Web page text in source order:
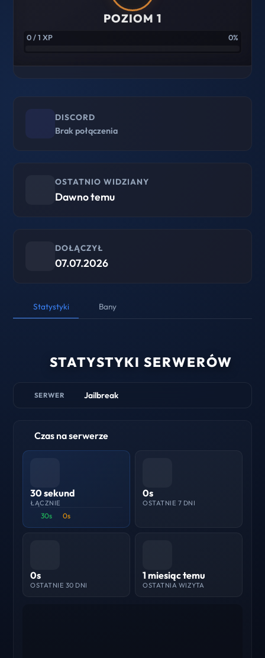
POZIOM 1
0 / 1 XP 0%
DISCORD
Brak połączenia
OSTATNIO WIDZIANY
Dawno temu
DOŁĄCZYŁ
07.07.2026
Statystyki Bany
STATYSTYKI SERWERÓW
SERWER Jailbreak
Czas na serwerze
30 sekund
ŁĄCZNIE
30s 0s
0s
OSTATNIE 7 DNI
0s
OSTATNIE 30 DNI
1 miesiąc temu
OSTATNIA WIZYTA